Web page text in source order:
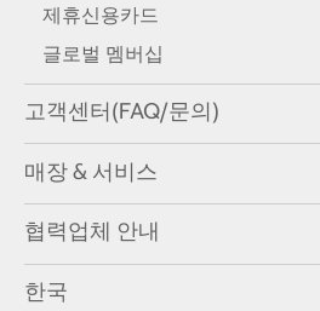
제휴신용카드
글로벌 멤버십
고객센터(FAQ/문의)
매장 & 서비스
협력업체 안내
한국